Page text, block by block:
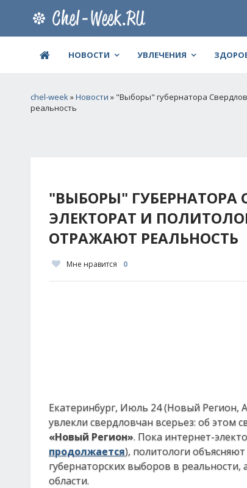
НОВОСТИ УВЛЕЧЕНИЯ
chel-week»Новости » "Выборы" губернатора
реальность
"ВЫБОРЫ" ГУБЕРНАТОРА
ЭЛЕКТОРАТ И
ОТРАЖАЮТ РЕАЛЬНОСТЬ
Мне нравится 0
Екатеринбург, Июль 24 (Новый Регион,
увлекли свердловчан всерьез: об этом
«Новый Регион». Пока интернет-
продолжается), политологи
губернаторских выборов в
области.